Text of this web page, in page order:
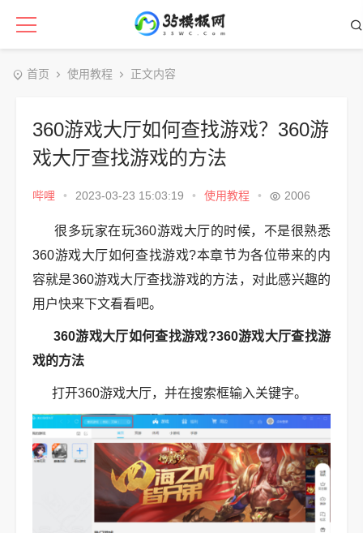
首页 使用教程 正文内容
360游戏大厅如何查找游戏？360游
戏大厅查找游戏的方法
哔哩 • 2023-03-23 15:03:19 • 使用教程 • 2006
很多玩家在玩360游戏大厅的时候，不是很熟悉
360游戏大厅如何查找游戏?本章节为各位带来的内
容就是360游戏大厅查找游戏的方法，对此感兴趣的
用户快来下文看看吧。
360游戏大厅如何查找游戏?360游戏大厅查找游
戏的方法
打开360游戏大厅，并在搜索框输入关键字。